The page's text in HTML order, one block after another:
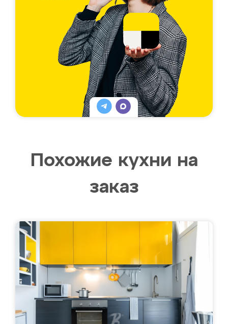
Похожие кухни на
заказ